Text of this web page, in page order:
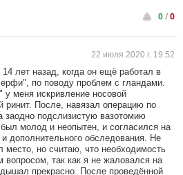
0/0
22 июля 2020 г. 19:52
лет назад, когда он ещё работал в
по поводу проблем с гландами.
меня искривление носовой
ринит. После, навязал операцию по
заодно подслизистую вазотомию
молод и неопытен, и согласился на
дополнительного обследования. Не
место, но считаю, что необходимость
так как я не жаловался на
прекрасно. После проведённой